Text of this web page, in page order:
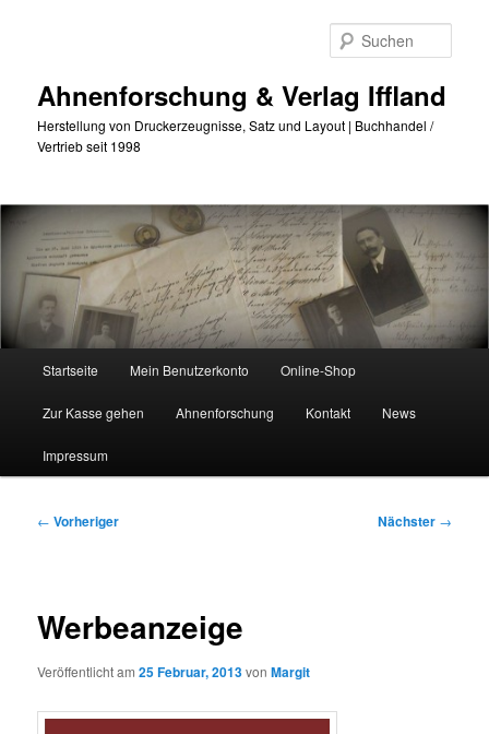
Ahnenforschung & Verlag Iffland
Herstellung von Druckerzeugnisse, Satz und Layout | Buchhandel /
Vertrieb seit 1998
Startseite Mein Benutzerkonto Online-Shop
Zur Kasse gehen Ahnenforschung Kontakt News
Impressum
Beitragsnavigation
← Vorheriger Nächster →
Werbeanzeige
Veröffentlicht am25 Februar, 2013vonMargit